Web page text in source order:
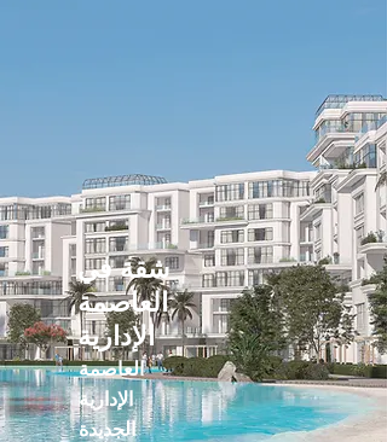
شقة في
العاصمة
الإدارية
العاصمة
الإدارية
الجديدة